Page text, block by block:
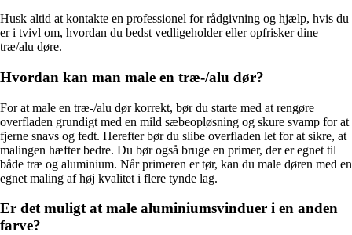
Husk altid at kontakte en professionel for rådgivning og hjælp, hvis du
er i tvivl om, hvordan du bedst vedligeholder eller opfrisker dine
træ/alu døre.
Hvordan kan man male en træ-/alu dør?
For at male en træ-/alu dør korrekt, bør du starte med at rengøre
overfladen grundigt med en mild sæbeopløsning og skure svamp for at
fjerne snavs og fedt. Herefter bør du slibe overfladen let for at sikre, at
malingen hæfter bedre. Du bør også bruge en primer, der er egnet til
både træ og aluminium. Når primeren er tør, kan du male døren med en
egnet maling af høj kvalitet i flere tynde lag.
Er det muligt at male aluminiumsvinduer i en anden
farve?